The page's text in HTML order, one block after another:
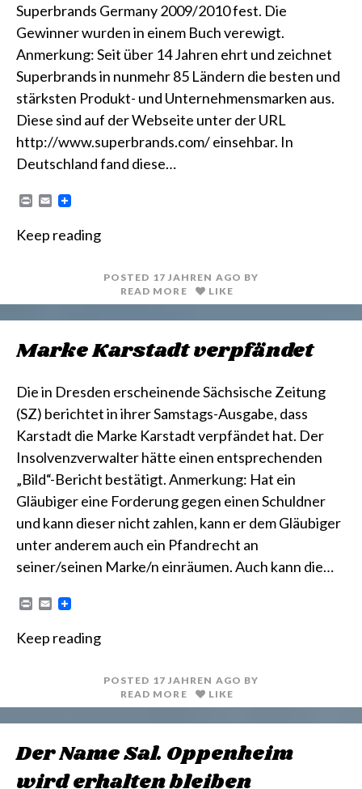
Superbrands Germany 2009/2010 fest. Die
Gewinner wurden in einem Buch verewigt.
Anmerkung: Seit über 14 Jahren ehrt und zeichnet
Superbrands in nunmehr 85 Ländern die besten und
stärksten Produkt- und Unternehmensmarken aus.
Diese sind auf der Webseite unter der URL
http://www.superbrands.com/ einsehbar. In
Deutschland fand diese…
P
n
E
i
Keep reading
POSTED 17 JAHREN AGO BY
READ MORE
LIKE
Marke Karstadt verpfändet
Die in Dresden erscheinende Sächsische Zeitung
(SZ) berichtet in ihrer Samstags-Ausgabe, dass
Karstadt die Marke Karstadt verpfändet hat. Der
Insolvenzverwalter hätte einen entsprechenden
„Bild“-Bericht bestätigt. Anmerkung: Hat ein
Gläubiger eine Forderung gegen einen Schuldner
und kann dieser nicht zahlen, kann er dem Gläubiger
unter anderem auch ein Pfandrecht an
seiner/seinen Marke/n einräumen. Auch kann die…
n
E
i
Keep reading
POSTED 17 JAHREN AGO BY
READ MORE
LIKE
Der Name Sal. Oppenheim
wird erhalten bleiben